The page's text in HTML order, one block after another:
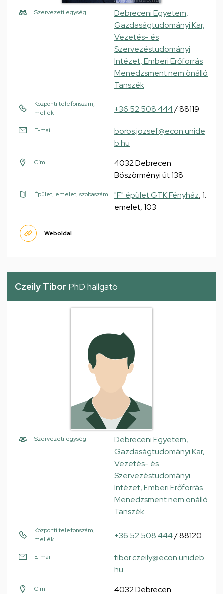
Szervezeti egység
Debreceni Egyetem,
Gazdaságtudományi Kar,
Vezetés- és
Szervezéstudományi
Intézet, Emberi Erőforrás
Menedzsment nem önálló
Tanszék
Központi telefonszám,
mellék
+36 52 508 444/ 88119
E-mail
boros.jozsef@econ.unide
b.hu
Cím
4032 Debrecen
Böszörményi út 138
Épület, emelet, szobaszám "F" épület GTK Fényház, 1.
emelet, 103
Weboldal
Czeily Tibor PhD hallgató
Szervezeti egység
Debreceni Egyetem,
Gazdaságtudományi Kar,
Vezetés- és
Szervezéstudományi
Intézet, Emberi Erőforrás
Menedzsment nem önálló
Tanszék
Központi telefonszám,
mellék
+36 52 508 444/ 88120
E-mail
tibor.czeily@econ.unideb.
hu
Cím 4032 Debrecen